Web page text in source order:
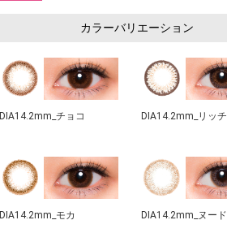
カラーバリエーション
DIA14.2mm_チョコ DIA14.2mm_リッチ
DIA14.2mm_モカ DIA14.2mm_ヌード